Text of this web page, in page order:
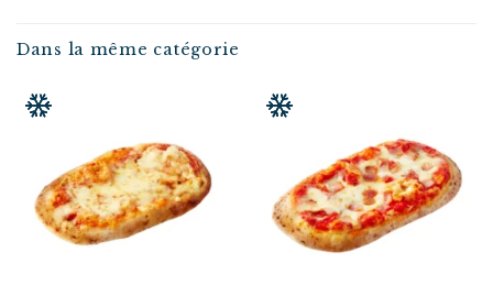
Dans la même catégorie